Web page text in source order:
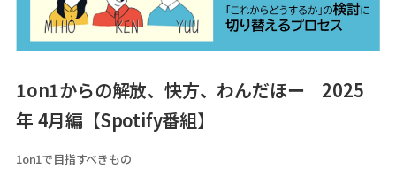
1on1からの解放、快方、わんだほー 2025
年 4月編【Spotify番組】
1on1で目指すべきもの